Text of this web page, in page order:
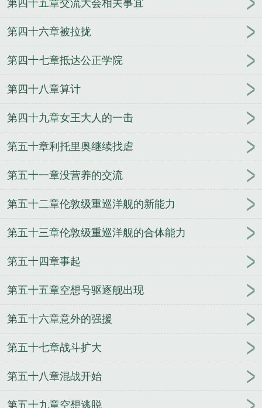
第四十五章交流大会相关事宜
第四十六章被拉拢
第四十七章抵达公正学院
第四十八章算计
第四十九章女王大人的一击
第五十章利托里奥继续找虐
第五十一章没营养的交流
第五十二章伦敦级重巡洋舰的新能力
第五十三章伦敦级重巡洋舰的合体能力
第五十四章事起
第五十五章空想号驱逐舰出现
第五十六章意外的强援
第五十七章战斗扩大
第五十八章混战开始
第五十九章空想逃脱